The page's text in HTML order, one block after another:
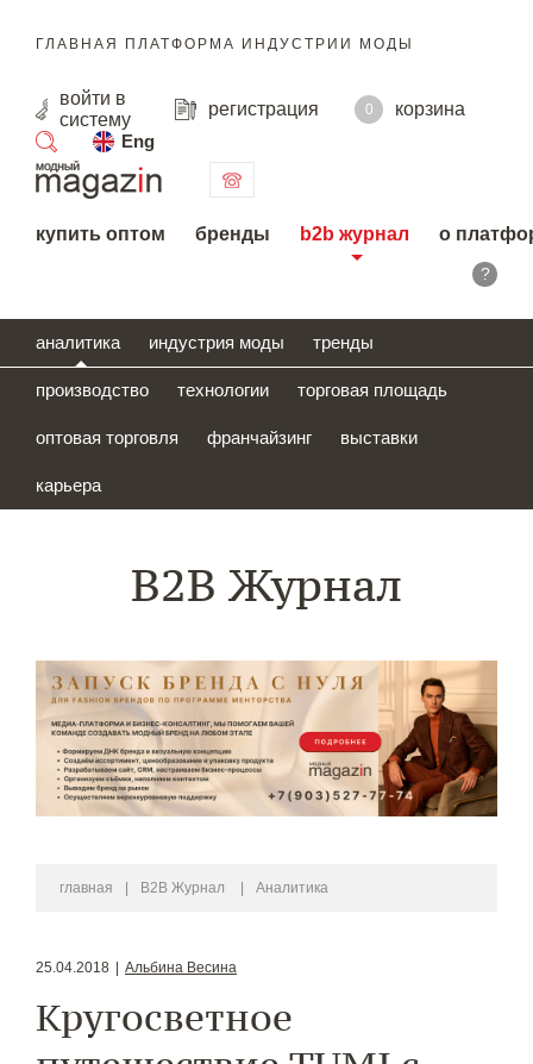
ГЛАВНАЯ ПЛАТФОРМА ИНДУСТРИИ МОДЫ
войти в
систему
регистрация 0
корзина
Eng
поиск
купить оптом бренды b2b журнал о
?
аналитика индустрия моды тренды
производство технологии торговая площадь
оптовая торговля франчайзинг выставки
карьера
B2B Журнал
главная B2B Журнал Аналитика
25.04.2018 Альбина Весина
Кругосветное